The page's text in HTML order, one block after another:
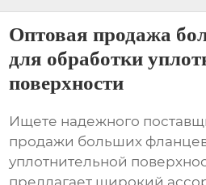
Оптовая продажа
для обработки
поверхности
Ищете надежного
продажи больших
уплотнительной